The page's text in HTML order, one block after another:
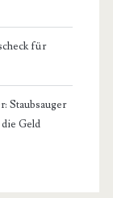
für
Staubsauger
Geld